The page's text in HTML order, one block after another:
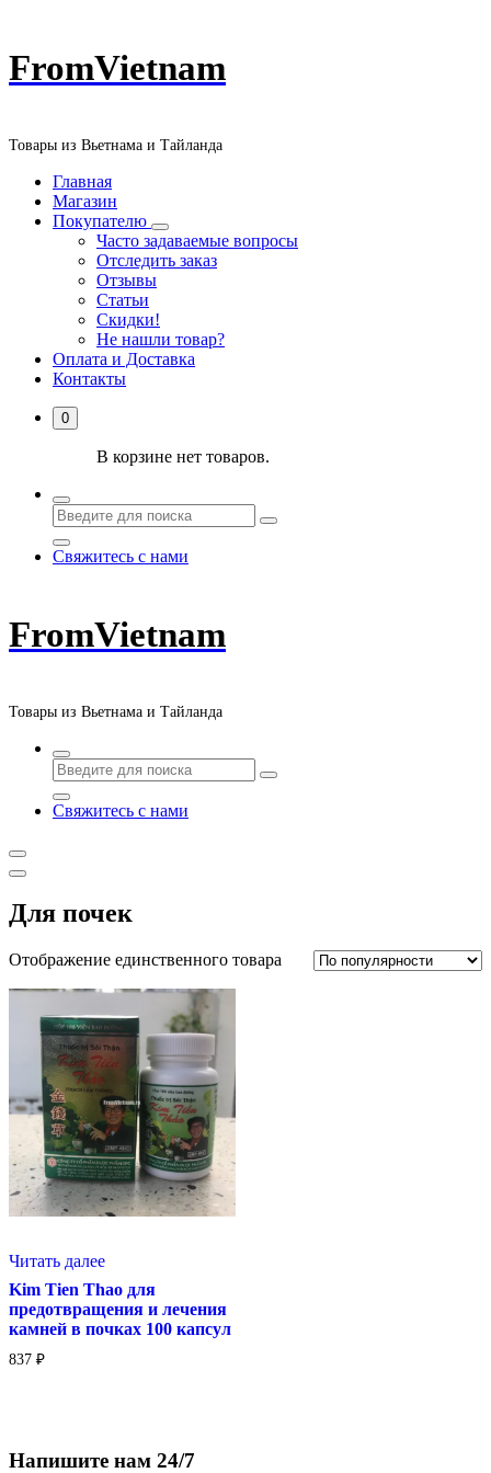
Перейти
к
FromVietnam
Товары из Вьетнама и Тайланда
Главная
Магазин
Покупателю
Часто задаваемые вопросы
Отследить заказ
Отзывы
Статьи
Скидки!
Не нашли товар?
Оплата и Доставка
Контакты
0
В корзине нет товаров.
Свяжитесь с нами
FromVietnam
Товары из Вьетнама и Тайланда
Свяжитесь с нами
Для почек
Отображение единственного товара
Читать далее
Kim Tien Thao для
предотвращения и лечения
камней в почках 100 капсул
837 ₽
Напишите нам 24/7